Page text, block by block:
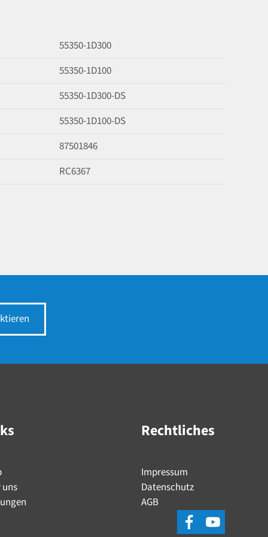
55350-1D300
55350-1D100
55350-1D300-DS
55350-1D100-DS
87501846
RC6367
uns
Rechtliches
Impressum
Datenschutz
AGB